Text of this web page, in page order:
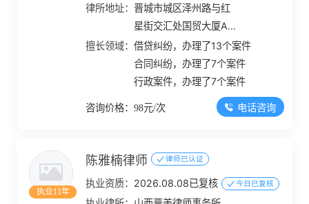
律所地址：晋城市城区泽州路与红
星街交汇处国贸大厦A
栋28层
擅长领域：借贷纠纷，办理了13个案件
合同纠纷，办理了7个案件
行政案件，办理了7个案件
咨询价格：98元/次 电话咨询
执业11年
陈雅楠律师 律师已认证
执业资质： 2026.08.08已复核 今日已复核